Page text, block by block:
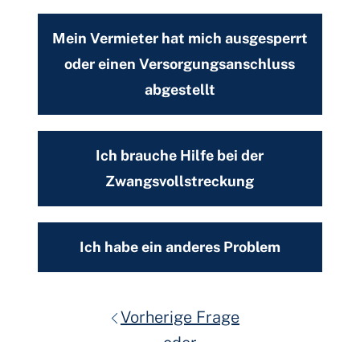
Mein Vermieter hat mich ausgesperrt
oder einen Versorgungsanschluss
abgestellt
Ich brauche Hilfe bei der
Zwangsvollstreckung
Ich habe ein anderes Problem
Vorherige Frage